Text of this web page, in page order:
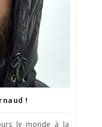
!
le monde à la